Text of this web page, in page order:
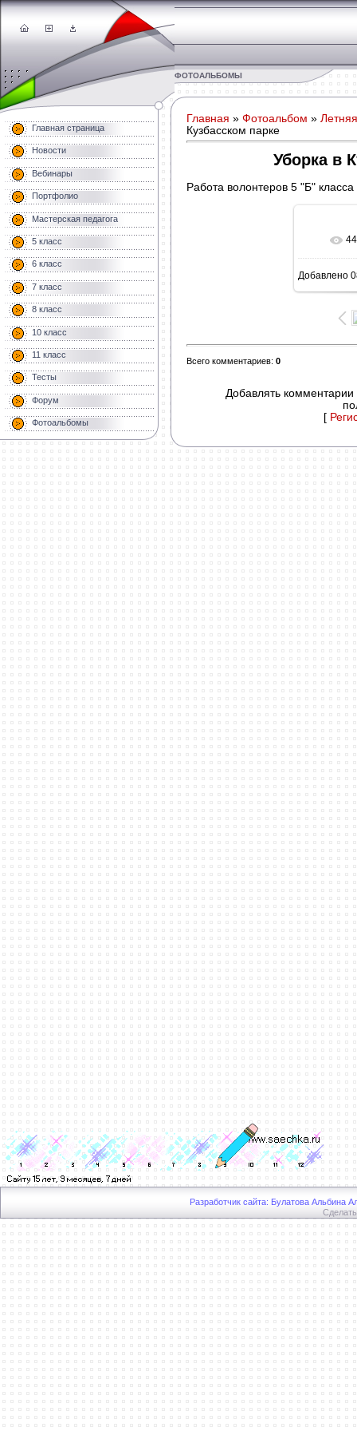
ФОТОАЛЬБОМЫ
Главная страница
Новости
Вебинары
Портфолио
Мастерская педагога
5 класс
6 класс
7 класс
8 класс
10 класс
11 класс
Тесты
Форум
Фотоальбомы
Главная » Фотоальбом »
Кузбасском парке
Уборка в
Работа волонтеров 5 "Б" класса
В
Добавлено
Всего комментариев: 0
Добавлять комментарии
[
Разработчик сайта: Булатова Альбина